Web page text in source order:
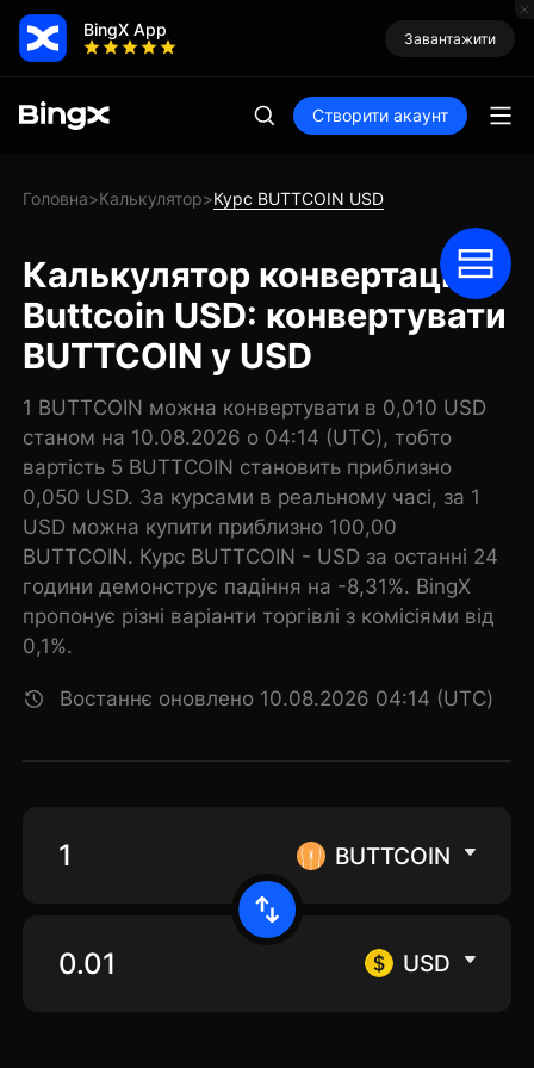
BingX App Завантажити
Створити акаунт
Головна>Калькулятор>Курс BUTTCOIN USD
Калькулятор конвертації
Buttcoin USD: конвертувати
BUTTCOIN у USD
1 BUTTCOIN можна конвертувати в 0,010 USD
станом на 10.08.2026 о 04:14 (UTC), тобто
вартість 5 BUTTCOIN становить приблизно
0,050 USD. За курсами в реальному часі, за 1
USD можна купити приблизно 100,00
BUTTCOIN. Курс BUTTCOIN - USD за останні 24
години демонструє падіння на -8,31%. BingX
пропонує різні варіанти торгівлі з комісіями від
0,1%.
Востаннє оновлено 10.08.2026 04:14 (UTC)
BUTTCOIN
USD